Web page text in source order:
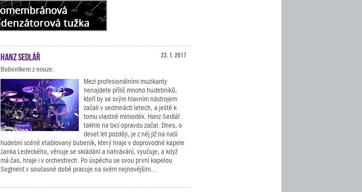
23. 1. 2017
Hanz Sedlář
Bubeníkem z nouze.
Mezi profesionálními muzikanty
nenajdete příliš mnoho hudebníků,
kteří by se svým hlavním nástrojem
začali v sedmnácti letech, a ještě k
tomu vlastně mimoděk. Hanz Sedlář
takhle na bicí opravdu začal. Dnes, o
deset let později, je z něj již na naší
hudební scéně etablovaný bubeník, který hraje v doprovodné kapele
Janka Ledeckého, věnuje se skládání a nahrávání, vyučuje, a když
má čas, hraje i v orchestrech. Po úspěchu se svou první kapelou
Segment v současné době pracuje na svém nejnovějším...